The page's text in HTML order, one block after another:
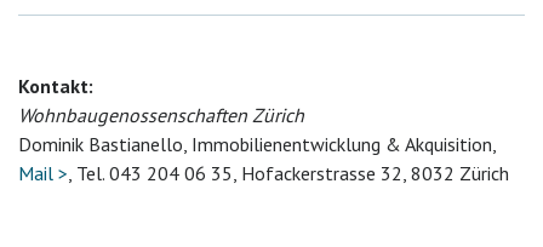
Kontakt:
Wohnbaugenossenschaften Zürich
Dominik Bastianello, Immobilienentwicklung & Akquisition,
Mail >, Tel. 043 204 06 35, Hofackerstrasse 32, 8032 Zürich